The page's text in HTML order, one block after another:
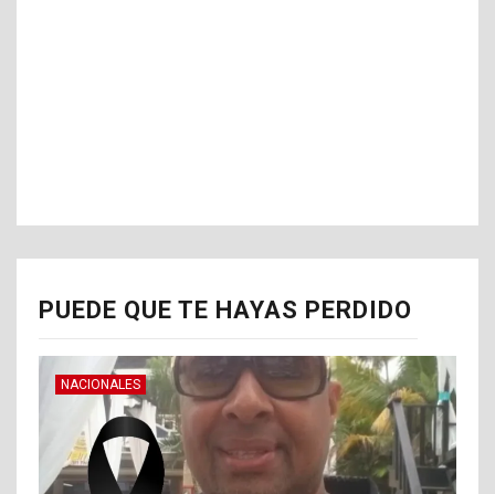
PUEDE QUE TE HAYAS PERDIDO
NACIONALES